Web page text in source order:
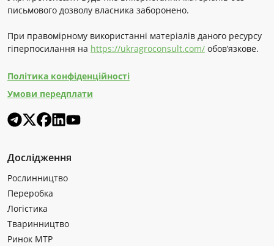
письмового дозволу власника заборонено.
При правомірному використанні матеріалів даного ресурсу
гіперпосилання на https://ukragroconsult.com/ обов’язкове.
Політика конфіденційності
Умови передплати
Дослідження
Рослинництво
Переробка
Логістика
Тваринництво
Ринок МТР